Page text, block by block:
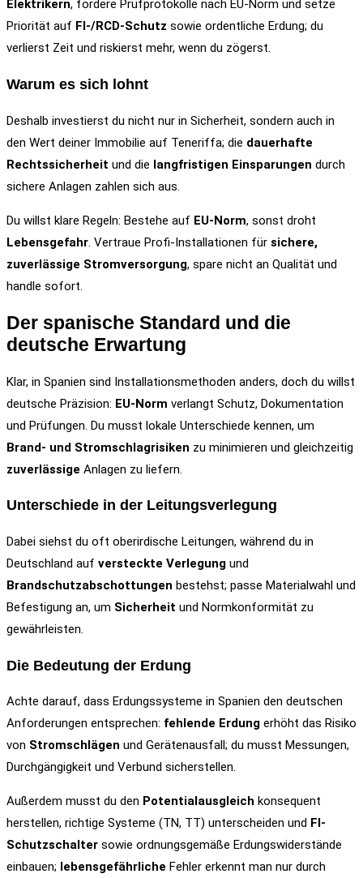
Elektrikern, fordere Prüfprotokolle nach EU-Norm und setze
Priorität auf FI-/RCD-Schutz sowie ordentliche Erdung; du
verlierst Zeit und riskierst mehr, wenn du zögerst.
Warum es sich lohnt
Deshalb investierst du nicht nur in Sicherheit, sondern auch in
den Wert deiner Immobilie auf Teneriffa; die dauerhafte
Rechtssicherheit und die langfristigen Einsparungen durch
sichere Anlagen zahlen sich aus.
Du willst klare Regeln: Bestehe auf EU-Norm, sonst droht
Lebensgefahr . Vertraue Profi-Installationen für sichere,
zuverlässige Stromversorgung, spare nicht an Qualität und
handle sofort.
Der spanische Standard und die
deutsche Erwartung
Klar, in Spanien sind Installationsmethoden anders, doch du willst
deutsche Präzision: EU-Norm verlangt Schutz, Dokumentation
und Prüfungen. Du musst lokale Unterschiede kennen, um
Brand- und Stromschlagrisiken zu minimieren und gleichzeitig
zuverlässige Anlagen zu liefern.
Unterschiede in der Leitungsverlegung
Dabei siehst du oft oberirdische Leitungen, während du in
Deutschland auf versteckte Verlegung und
Brandschutzabschottungen bestehst; passe Materialwahl und
Befestigung an, um Sicherheit und Normkonformität zu
gewährleisten.
Die Bedeutung der Erdung
Achte darauf, dass Erdungssysteme in Spanien den deutschen
Anforderungen entsprechen: fehlende Erdung erhöht das Risiko
von Stromschlägen und Gerätenausfall; du musst Messungen,
Durchgängigkeit und Verbund sicherstellen.
Außerdem musst du den Potentialausgleich konsequent
herstellen, richtige Systeme (TN, TT) unterscheiden und FI-
Schutzschalter sowie ordnungsgemäße Erdungswiderstände
einbauen; lebensgefährliche Fehler erkennt man nur durch